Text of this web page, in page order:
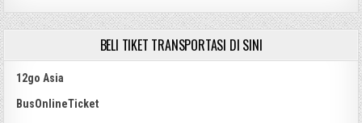
BELI TIKET TRANSPORTASI DI SINI
12go Asia
BusOnlineTicket